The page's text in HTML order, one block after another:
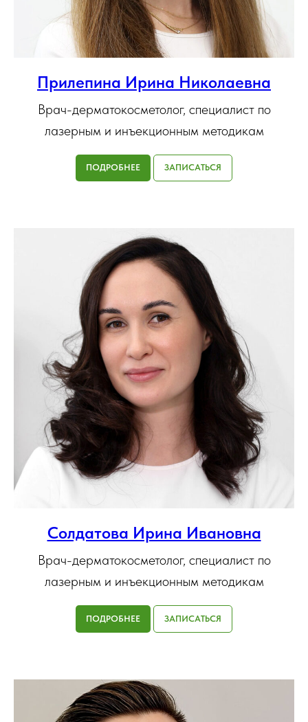
Прилепина Ирина Николаевна
Врач-дерматокосметолог, специалист по
лазерным и инъекционным методикам
ПОДРОБНЕЕ ЗАПИСАТЬСЯ
Солдатова Ирина Ивановна
Врач-дерматокосметолог, специалист по
лазерным и инъекционным методикам
ПОДРОБНЕЕ ЗАПИСАТЬСЯ